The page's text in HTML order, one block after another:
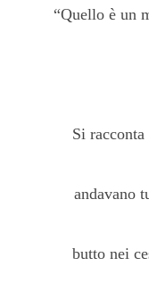
“Quello è un
Si racconta
andavano
butto nei